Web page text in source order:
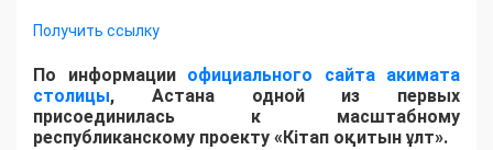
Получить ссылку
По информации официального сайта акимата
столицы, Астана одной из первых
присоединилась к масштабному
республиканскому проекту «Кітап оқитын ұлт».